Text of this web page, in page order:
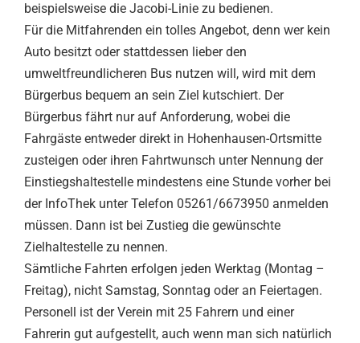
beispielsweise die Jacobi-Linie zu bedienen.
Für die Mitfahrenden ein tolles Angebot, denn wer kein
Auto besitzt oder stattdessen lieber den
umweltfreundlicheren Bus nutzen will, wird mit dem
Bürgerbus bequem an sein Ziel kutschiert. Der
Bürgerbus fährt nur auf Anforderung, wobei die
Fahrgäste entweder direkt in Hohenhausen-Ortsmitte
zusteigen oder ihren Fahrtwunsch unter Nennung der
Einstiegshaltestelle mindestens eine Stunde vorher bei
der InfoThek unter Telefon 05261/6673950 anmelden
müssen. Dann ist bei Zustieg die gewünschte
Zielhaltestelle zu nennen.
Sämtliche Fahrten erfolgen jeden Werktag (Montag –
Freitag), nicht Samstag, Sonntag oder an Feiertagen.
Personell ist der Verein mit 25 Fahrern und einer
Fahrerin gut aufgestellt, auch wenn man sich natürlich